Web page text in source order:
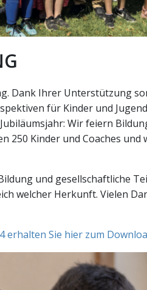
Dank Ihrer Unterstützung
für Kinder und
Wir feiern
250 Kinder und Coaches und
und gesellschaftliche
welcher Herkunft. Vielen
erhalten Sie hier zum